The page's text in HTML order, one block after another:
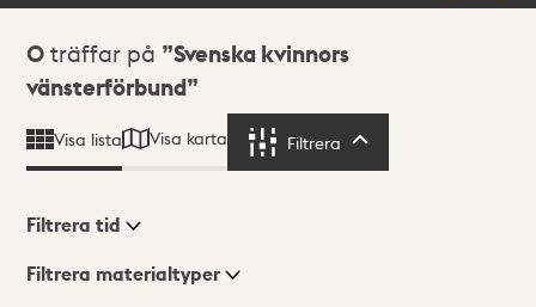
Sökresultat
0 träffar på
Svenska kvinnors
vänsterförbund
Visa lista Visa karta Filtrera
Visningsläge
Filtrera tid
Filtrera materialtyper